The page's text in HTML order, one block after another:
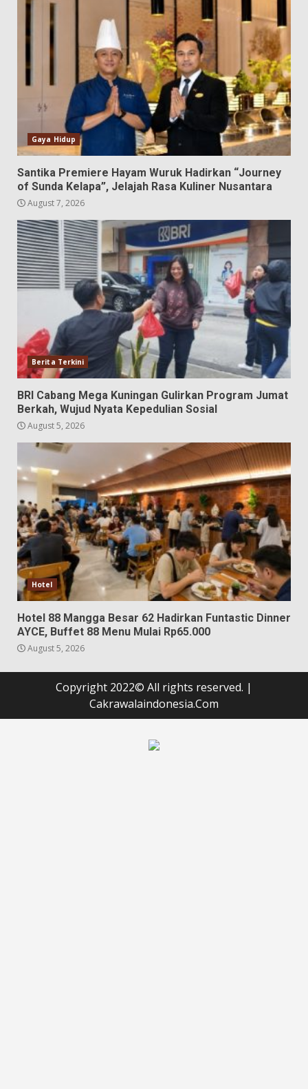
Gaya Hidup
Santika Premiere Hayam Wuruk Hadirkan “Journey
of Sunda Kelapa”, Jelajah Rasa Kuliner Nusantara
August 7, 2026
Berita Terkini
BRI Cabang Mega Kuningan Gulirkan Program Jumat
Berkah, Wujud Nyata Kepedulian Sosial
August 5, 2026
Hotel
Hotel 88 Mangga Besar 62 Hadirkan Funtastic Dinner
AYCE, Buffet 88 Menu Mulai Rp65.000
August 5, 2026
Copyright 2022© All rights reserved. |
Cakrawalaindonesia.Com